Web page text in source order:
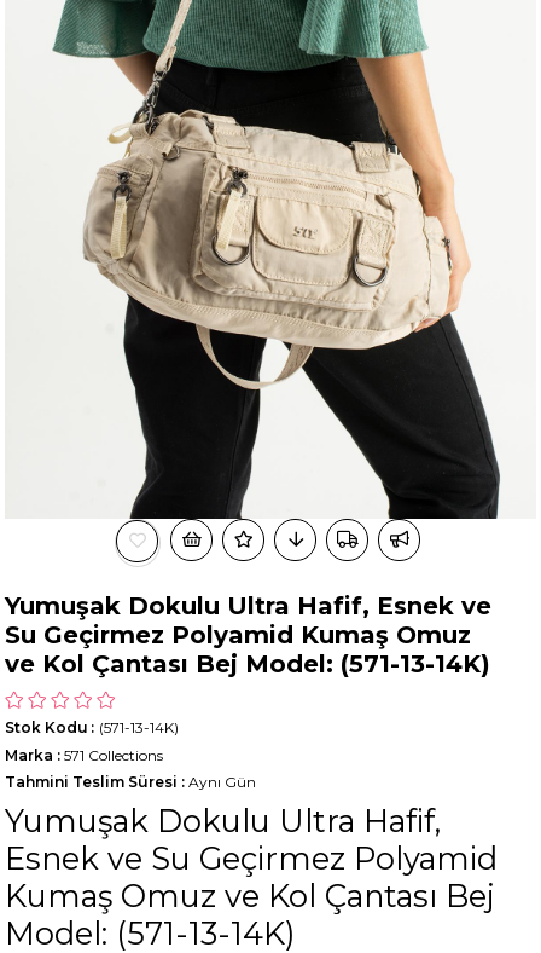
Yumuşak Dokulu Ultra Hafif, Esnek ve
Su Geçirmez Polyamid Kumaş Omuz
ve Kol Çantası Bej Model: (571-13-14K)
(571-13-14K)
Stok Kodu
Marka : 571 Collections
Tahmini Teslim Süresi : Aynı Gün
Yumuşak Dokulu Ultra Hafif,
Esnek ve Su Geçirmez Polyamid
Kumaş Omuz ve Kol Çantası Bej
Model: (571-13-14K)